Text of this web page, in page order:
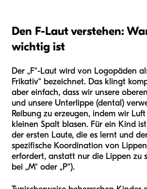
Den F-Laut verstehen:
wichtig ist
Der „F“-Laut wird von Logopäden
Frikativ“ bezeichnet. Das klingt
aber einfach, dass wir unsere
und unsere Unterlippe (dental)
Reibung zu erzeugen, indem wir
kleinen Spalt blasen. Für ein Kind
der ersten Laute, die es lernt und
spezifische Koordination von
erfordert, anstatt nur die Lippen zu
bei „M“ oder „P“).